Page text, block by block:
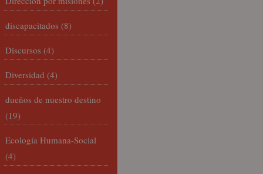
discapacitados (8)
Discursos (4)
Diversidad (4)
dueños de nuestro destino
(19)
Ecología Humana-Social
(4)